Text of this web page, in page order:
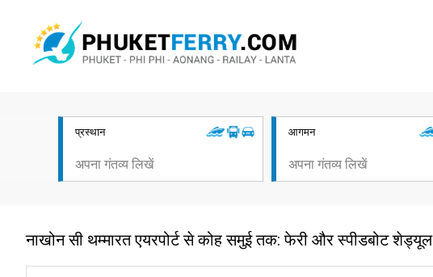
प्रस्थान आगमन
नाखोन सी थम्मारत एयरपोर्ट से कोह समुई तक: फेरी और स्पीडबोट शेड्यूल